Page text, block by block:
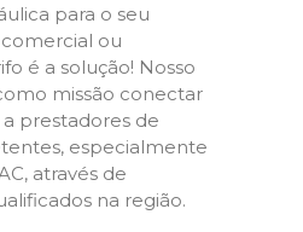
para o seu
ou
é a solução! Nosso
missão conectar
a prestadores de
especialmente
através de
na região.